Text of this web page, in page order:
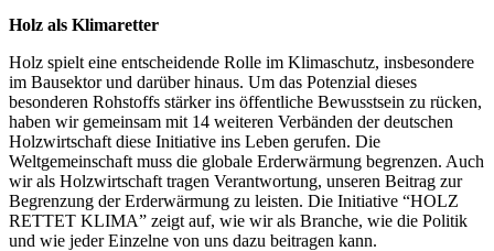
Holz als Klimaretter
Holz spielt eine entscheidende Rolle im Klimaschutz, insbesondere
im Bausektor und darüber hinaus. Um das Potenzial dieses
besonderen Rohstoffs stärker ins öffentliche Bewusstsein zu rücken,
haben wir gemeinsam mit 14 weiteren Verbänden der deutschen
Holzwirtschaft diese Initiative ins Leben gerufen. Die
Weltgemeinschaft muss die globale Erderwärmung begrenzen. Auch
wir als Holzwirtschaft tragen Verantwortung, unseren Beitrag zur
Begrenzung der Erderwärmung zu leisten. Die Initiative “HOLZ
RETTET KLIMA” zeigt auf, wie wir als Branche, wie die Politik
und wie jeder Einzelne von uns dazu beitragen kann.